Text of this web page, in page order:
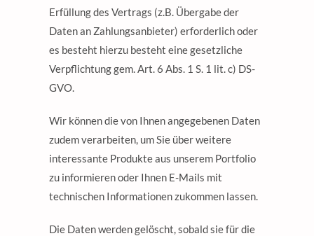
Erfüllung des Vertrags (z.B. Übergabe der
Daten an Zahlungsanbieter) erforderlich oder
es besteht hierzu besteht eine gesetzliche
Verpflichtung gem. Art. 6 Abs. 1 S. 1 lit. c) DS-
GVO.
Wir können die von Ihnen angegebenen Daten
zudem verarbeiten, um Sie über weitere
interessante Produkte aus unserem Portfolio
zu informieren oder Ihnen E-Mails mit
technischen Informationen zukommen lassen.
Die Daten werden gelöscht, sobald sie für die